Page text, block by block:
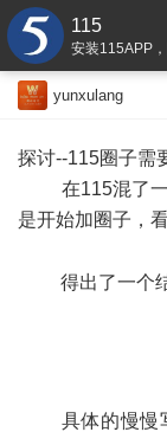
115
安装115APP
yunxulang
探讨--115圈子需
在115混了一
是开始加圈子，
得出了一个结
具体的慢慢写